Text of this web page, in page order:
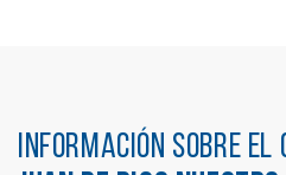
Información sobre el